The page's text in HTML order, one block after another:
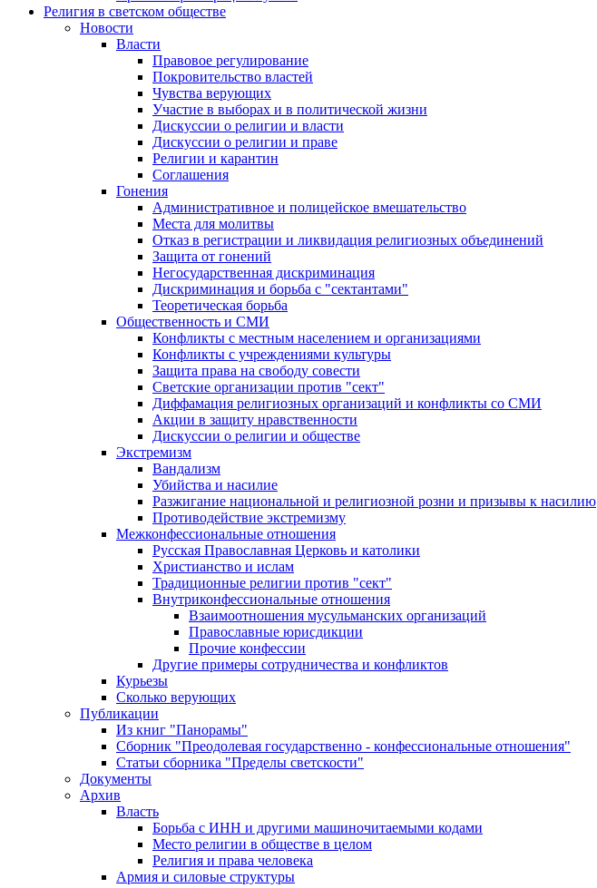
Религия в светском обществе
Новости
Власти
Правовое регулирование
Покровительство властей
Чувства верующих
Участие в выборах и в политической жизни
Дискуссии о религии и власти
Дискуссии о религии и праве
Религии и карантин
Соглашения
Гонения
Административное и полицейское вмешательство
Места для молитвы
Отказ в регистрации и ликвидация религиозных объединений
Защита от гонений
Негосударственная дискриминация
Дискриминация и борьба с "сектантами"
Теоретическая борьба
Общественность и СМИ
Конфликты с местным населением и организациями
Конфликты с учреждениями культуры
Защита права на свободу совести
Светские организации против "сект"
Диффамация религиозных организаций и конфликты со СМИ
Акции в защиту нравственности
Дискуссии о религии и обществе
Экстремизм
Вандализм
Убийства и насилие
Разжигание национальной и религиозной розни и призывы к насилию
Противодействие экстремизму
Межконфессиональные отношения
Русская Православная Церковь и католики
Христианство и ислам
Традиционные религии против "сект"
Внутриконфессиональные отношения
Взаимоотношения мусульманских организаций
Православные юрисдикции
Прочие конфессии
Другие примеры сотрудничества и конфликтов
Курьезы
Сколько верующих
Публикации
Из книг "Панорамы"
Сборник "Преодолевая государственно - конфессиональные отношения"
Статьи сборника "Пределы светскости"
Документы
Архив
Власть
Борьба с ИНН и другими машиночитаемыми кодами
Место религии в обществе в целом
Религия и права человека
Армия и силовые структуры